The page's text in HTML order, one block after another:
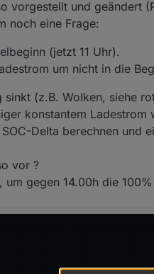
vorgestellt und geändert
noch eine Frage:
(jetzt 11 Uhr).
um nicht in die
sinkt (z.B. Wolken, siehe
konstantem Ladestrom
Delta berechnen und
vor ?
gegen 14.00h die